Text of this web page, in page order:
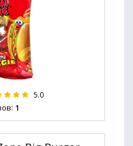
5.0
1